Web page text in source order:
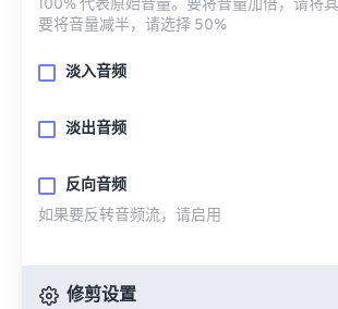
100% 代表原始音量。要将音量加倍，请将
要将音量减半，请选择 50%
淡入音频
淡出音频
反向音频
如果要反转音频流，请启用
修剪设置